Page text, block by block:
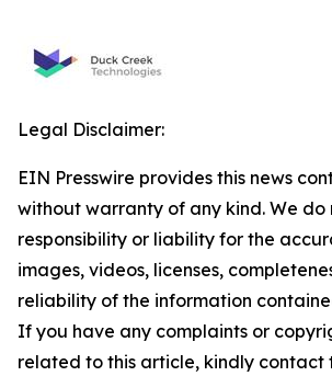
Legal Disclaimer:
EIN Presswire provides this news
without warranty of any kind. We
responsibility or liability for the
images, videos, licenses,
reliability of the information
If you have any complaints or
related to this article, kindly contact